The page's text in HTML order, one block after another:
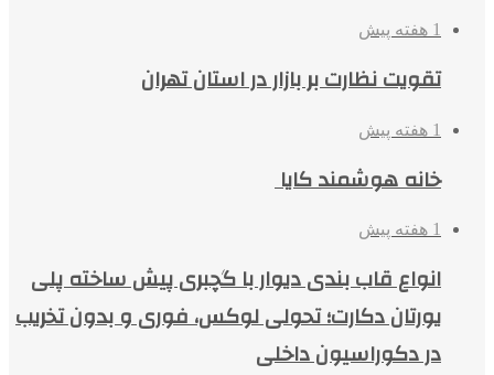
1 هفته پیش
تقویت نظارت بر بازار در استان تهران
1 هفته پیش
خانه هوشمند کایا
1 هفته پیش
انواع قاب بندی دیوار با گچبری پیش ساخته پلی
یورتان دکارت؛ تحولی لوکس، فوری و بدون تخریب
در دکوراسیون داخلی